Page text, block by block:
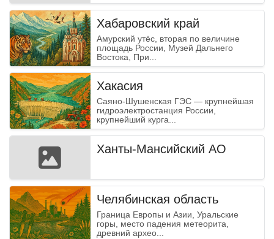
Хабаровский край
Амурский утёс, вторая по величине
площадь России, Музей Дальнего
Востока, При...
Хакасия
Саяно-Шушенская ГЭС — крупнейшая
гидроэлектростанция России,
крупнейший курга...
Ханты-Мансийский АО
Челябинская область
Граница Европы и Азии, Уральские
горы, место падения метеорита,
древний архео...